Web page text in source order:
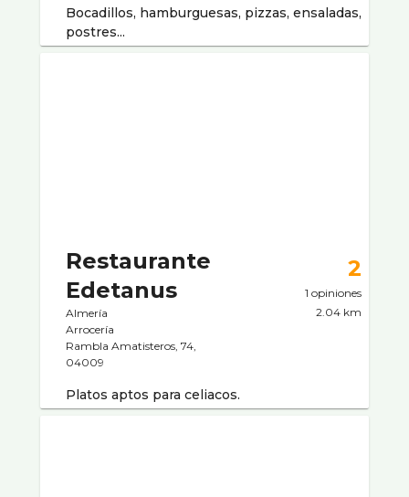
Bocadillos, hamburguesas, pizzas, ensaladas,
postres...
Restaurante
Edetanus
Almería
Arrocerí­a
Rambla Amatisteros, 74,
04009
2
1 opiniones
2.04 km
Platos aptos para celiacos.